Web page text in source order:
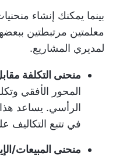
معلمتين مرتبطتين
لمديري المشاريع.
منحنى التكلفة
المحور الأفقي
في تتبع التكاليف
منحنى المبيعات/